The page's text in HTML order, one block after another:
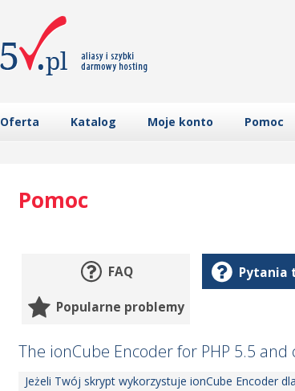
Oferta Katalog Moje konto Pomoc
Pomoc
FAQ Pytania
Popularne problemy
The ionCube Encoder for PHP 5.5
Jeżeli Twój skrypt wykorzystuje ionCube Encoder